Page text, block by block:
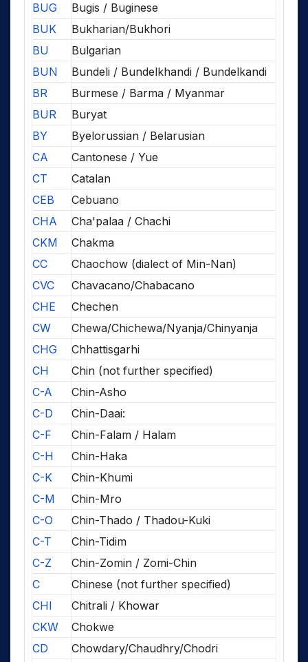
BUG
Bugis / Buginese
BUK
Bukharian/Bukhori
BU
Bulgarian
BUN
Bundeli / Bundelkhandi / Bundelkandi
BR
Burmese / Barma / Myanmar
BUR
Buryat
BY
Byelorussian / Belarusian
CA
Cantonese / Yue
CT
Catalan
CEB
Cebuano
CHA
Cha'palaa / Chachi
CKM
Chakma
CC
Chaochow (dialect of Min-Nan)
CVC
Chavacano/Chabacano
CHE
Chechen
CW
Chewa/Chichewa/Nyanja/Chinyanja
CHG
Chhattisgarhi
CH
Chin (not further specified)
C-A
Chin-Asho
C-D
Chin-Daai:
C-F
Chin-Falam / Halam
C-H
Chin-Haka
C-K
Chin-Khumi
C-M
Chin-Mro
C-O
Chin-Thado / Thadou-Kuki
C-T
Chin-Tidim
C-Z
Chin-Zomin / Zomi-Chin
C
Chinese (not further specified)
CHI
Chitrali / Khowar
CKW
Chokwe
CD
Chowdary/Chaudhry/Chodri